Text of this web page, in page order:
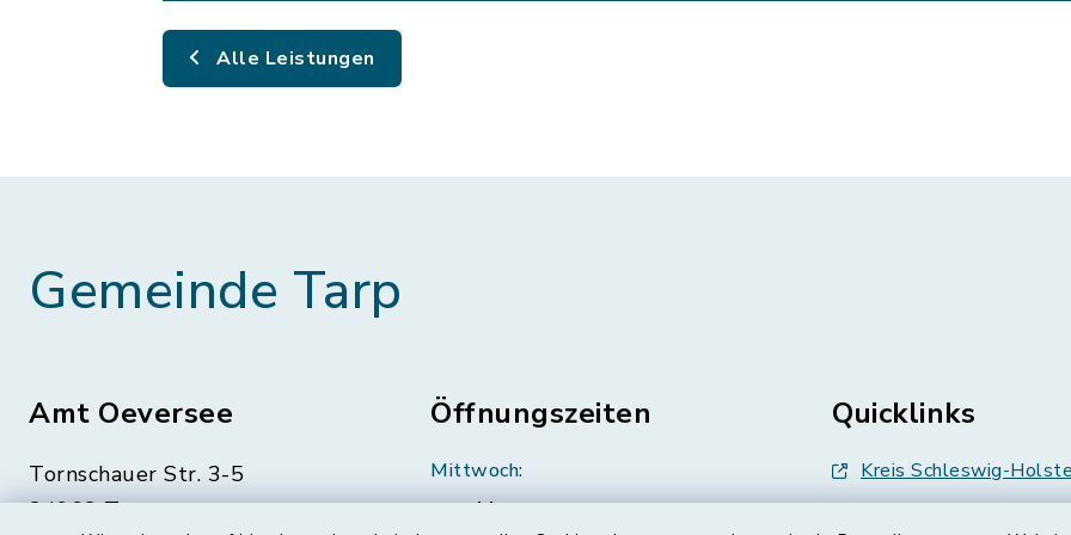
Alle Leistungen
Gemeinde Tarp
Amt Oeversee
Tornschauer Str. 3-5
24963 Tarp
Öffnungszeiten
Mittwoch:
geschlossen
Quicklinks
Kreis Schleswig-